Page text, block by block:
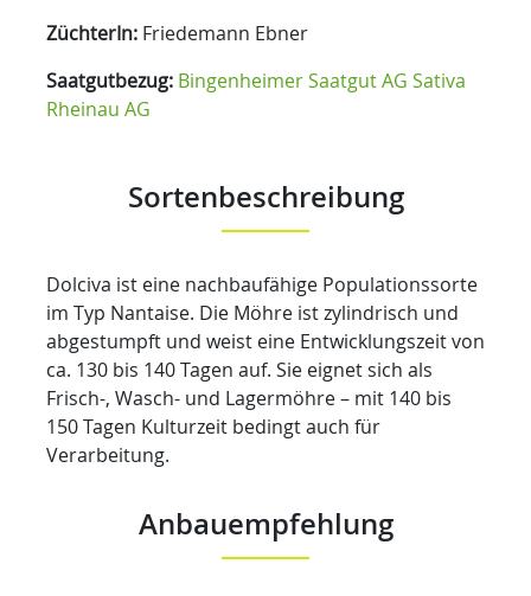
ZüchterIn: Friedemann Ebner
Saatgutbezug: Bingenheimer Saatgut AG Sativa
Rheinau AG
Sortenbeschreibung
Dolciva ist eine nachbaufähige Populationssorte
im Typ Nantaise. Die Möhre ist zylindrisch und
abgestumpft und weist eine Entwicklungszeit von
ca. 130 bis 140 Tagen auf. Sie eignet sich als
Frisch-, Wasch- und Lagermöhre – mit 140 bis
150 Tagen Kulturzeit bedingt auch für
Verarbeitung.
Anbauempfehlung